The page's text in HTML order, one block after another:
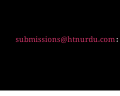
submissions@htnurdu.com